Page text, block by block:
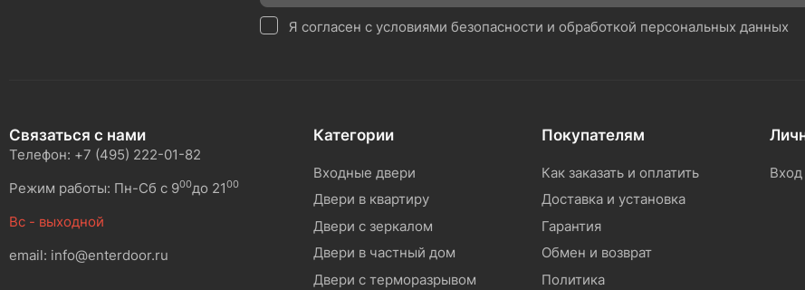
Я согласен с условиями безопасности и обработкой персональных данных
Связаться с нами
Телефон: +7 (495) 222-01-82
Режим работы: Пн-Сб с 900до 2100
Вс - выходной
email: info@enterdoor.ru
Категории
Входные двери
Двери в квартиру
Двери с зеркалом
Двери в частный дом
Двери с терморазрывом
Покупателям
Как заказать и оплатить
Доставка и установка
Гарантия
Обмен и возврат
Политика
Вход